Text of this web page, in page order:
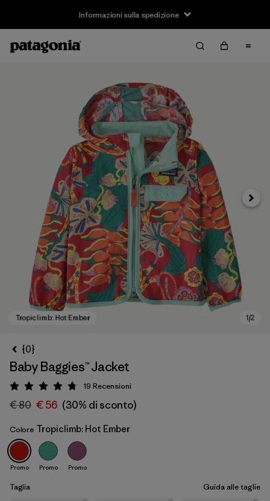
Informazioni sulla spedizione
Tropiclimb: Hot Ember
Avanti
{0}
Baby Baggies™ Jacket
Valutazione: 4.7 / 5
19 Recensioni
€ 80 € 56 (30% di sconto)
Colore Tropiclimb: Hot Ember
Promo Promo Promo
Taglia Guida alle taglie